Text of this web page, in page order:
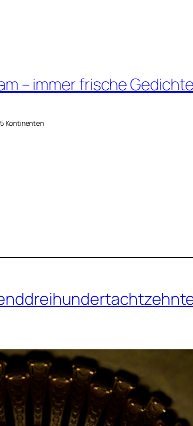
– immer frische
Kontinenten